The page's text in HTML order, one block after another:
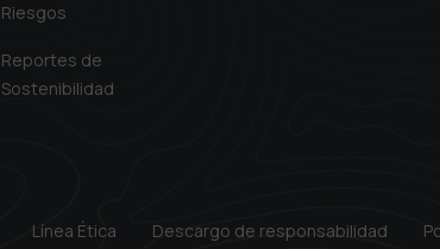
Riesgos
Reportes de
Sostenibilidad
Línea Ética Descargo de responsabilidad